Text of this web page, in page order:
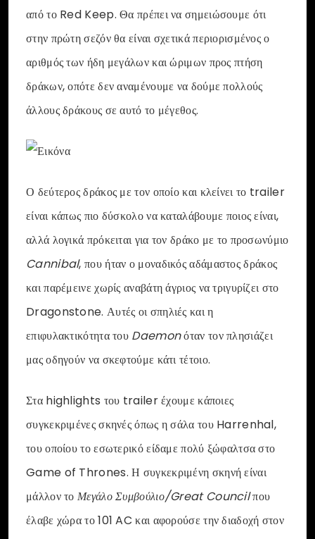
από το Red Keep. Θα πρέπει να σημειώσουμε ότι
στην πρώτη σεζόν θα είναι σχετικά περιορισμένος ο
αριθμός των ήδη μεγάλων και ώριμων προς πτήση
δράκων, οπότε δεν αναμένουμε να δούμε πολλούς
άλλους δράκους σε αυτό το μέγεθος.
Ο δεύτερος δράκος με τον οποίο και κλείνει το trailer
είναι κάπως πιο δύσκολο να καταλάβουμε ποιος είναι,
αλλά λογικά πρόκειται για τον δράκο με το προσωνύμιο
Cannibal, που ήταν ο μοναδικός αδάμαστος δράκος
και παρέμεινε χωρίς αναβάτη άγριος να τριγυρίζει στο
Dragonstone. Αυτές οι σπηλιές και η
επιφυλακτικότητα του Daemonόταν τον πλησιάζει
μας οδηγούν να σκεφτούμε κάτι τέτοιο.
Στα highlights του trailer έχουμε κάποιες
συγκεκριμένες σκηνές όπως η σάλα του Harrenhal,
του οποίου το εσωτερικό είδαμε πολύ ξώφαλτσα στο
Game of Thrones. Η συγκεκριμένη σκηνή είναι
μάλλον το Μεγάλο Συμβούλιο/Great Councilπου
έλαβε χώρα το 101 AC και αφορούσε την διαδοχή στον